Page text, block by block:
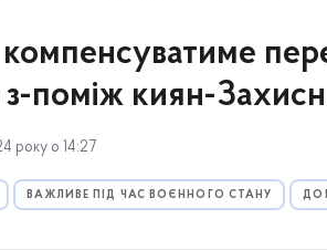
компенсуватиме
з-поміж киян-
року о 14:27
ВАЖЛИВЕ ПІД ЧАС ВОЄННОГО СТАНУ